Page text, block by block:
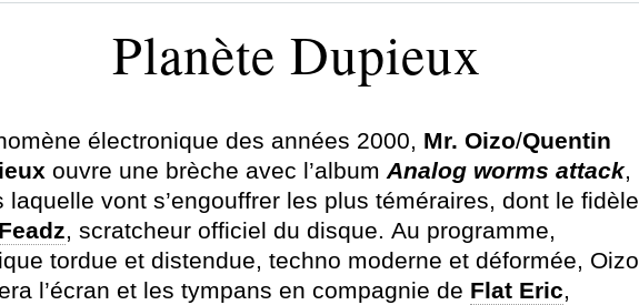
Planète Dupieux
électronique des années 2000, Mr. Oizo/Quentin
ouvre une brèche avec l’albumAnalog worms attack,
laquelle vont s’engouffrer les plus téméraires, dont le fidèle
Feadz, scratcheur officiel du disque. Au programme,
tordue et distendue, techno moderne et déformée, Oizo
l’écran et les tympans en compagnie de Flat Eric,